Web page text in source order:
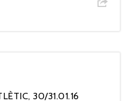
30/31.01.16